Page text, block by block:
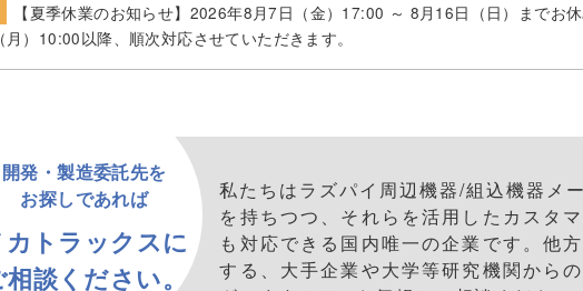
【夏季休業のお知らせ】2026年8月7日（金）17:00 ～ 8月16日（日）までお
月）10:00以降、順次対応させていただきます。
開発・製造委託先を
お探しであれば
カトラックスに
相談ください。
私たちはラズパイ周辺機器/組込機器メ
を持ちつつ、それらを活用したカスタ
も対応できる国内唯一の企業です。他
する、大手企業や大学等研究機関から